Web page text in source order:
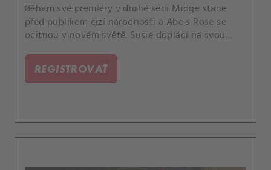
Během své premiéry v druhé sérii Midge stane
před publikem cizí národnosti a Abe s Rose se
ocitnou v novém světě. Susie doplácí na svou
poté, co opustil svou práci.
REGISTROVAŤ